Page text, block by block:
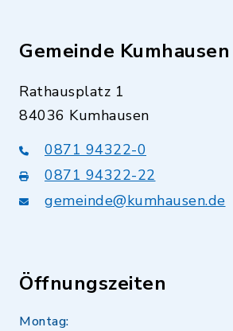
Gemeinde Kumhausen
Rathausplatz 1
84036 Kumhausen
0871 94322-0
0871 94322-22
gemeinde@kumhausen.de
Öffnungszeiten
Montag: